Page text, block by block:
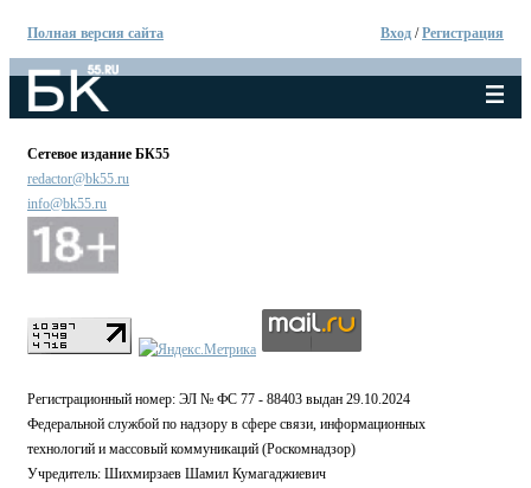
Полная версия сайта Вход /Регистрация
Сетевое издание БК55
redactor@bk55.ru
info@bk55.ru
Регистрационный номер: ЭЛ № ФС 77 - 88403 выдан 29.10.2024
Федеральной службой по надзору в сфере связи, информационных
технологий и массовый коммуникаций (Роскомнадзор)
Учредитель: Шихмирзаев Шамил Кумагаджиевич